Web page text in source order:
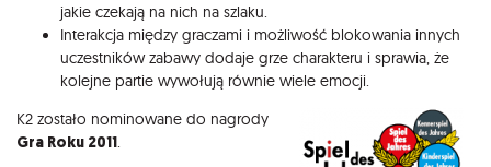
jakie czekają na nich na szlaku.
Interakcja między graczami i możliwość blokowania innych
uczestników zabawy dodaje grze charakteru i sprawia, że
kolejne partie wywołują równie wiele emocji.
K2 zostało nominowane do nagrody
Gra Roku 2011